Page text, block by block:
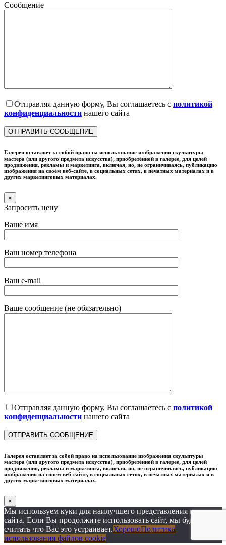
Сообщение
Отправляя данную форму, Вы соглашаетесь с политикой
конфиденциальности нашего сайта
Галерея оставляет за собой право на использование изображения скульптуры
мастера (или другого предмета искусства), приобретённой в галерее, для целей
продвижения, рекламы и маркетинга, включая, но, не ограничиваясь, публикацию
изображения на своём веб-сайте, в социальных сетях, в печатных материалах и в
других маркетинговых материалах.
×
Запросить цену
Ваше имя
Ваш номер телефона
Ваш e-mail
Ваше сообщение (не обязательно)
Отправляя данную форму, Вы соглашаетесь с политикой
конфиденциальности нашего сайта
Галерея оставляет за собой право на использование изображения скульптуры
мастера (или другого предмета искусства), приобретённой в галерее, для целей
продвижения, рекламы и маркетинга, включая, но, не ограничиваясь, публикацию
изображения на своём веб-сайте, в социальных сетях, в печатных материалах и в
других маркетинговых материалах.
×
Мы используем куки для наилучшего представления нашего
сайта. Если Вы продолжите использовать сайт, мы будем
считать что Вас это устраивает.ХорошоПолитика
использования файлов cookie